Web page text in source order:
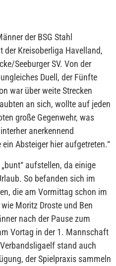
der BSG Stahl
der Kreisoberliga Havelland,
Seeburger SV. Von der
Duell, der Fünfte
war über weite Strecken
an sich, wollte auf jeden
große Gegenwehr, was
anerkennend
Absteiger hier aufgetreten.“
aufstellen, da einige
So befanden sich im
die am Vormittag schon im
Moritz Droste und Ben
nach der Pause zum
Vortag in der 1. Mannschaft
stand auch
der Spielpraxis sammeln